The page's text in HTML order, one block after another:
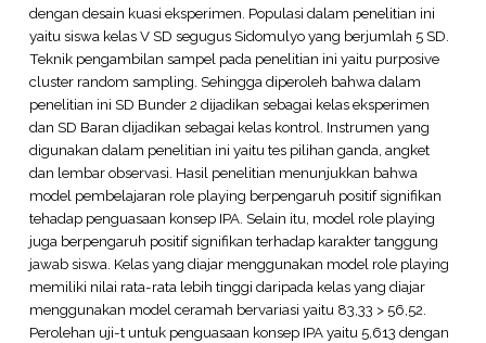
dengan desain kuasi eksperimen. Populasi dalam penelitian ini
yaitu siswa kelas V SD segugus Sidomulyo yang berjumlah 5 SD.
Teknik pengambilan sampel pada penelitian ini yaitu purposive
cluster random sampling. Sehingga diperoleh bahwa dalam
penelitian ini SD Bunder 2 dijadikan sebagai kelas eksperimen
dan SD Baran dijadikan sebagai kelas kontrol. Instrumen yang
digunakan dalam penelitian ini yaitu tes pilihan ganda, angket
dan lembar observasi. Hasil penelitian menunjukkan bahwa
model pembelajaran role playing berpengaruh positif signifikan
tehadap penguasaan konsep IPA. Selain itu, model role playing
juga berpengaruh positif signifikan terhadap karakter tanggung
jawab siswa. Kelas yang diajar menggunakan model role playing
memiliki nilai rata-rata lebih tinggi daripada kelas yang diajar
menggunakan model ceramah bervariasi yaitu 83,33 > 56,52.
Perolehan uji-t untuk penguasaan konsep IPA yaitu 5,613 dengan